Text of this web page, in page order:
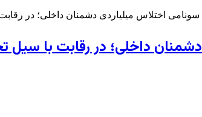
سونامی اختلاس میلیاردی دشمنان داخلی؛ در
داخلی؛ در رقابت با سیل